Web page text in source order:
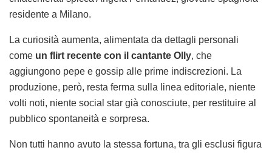
residente a Milano.
La curiosità aumenta, alimentata da dettagli personali
come un flirt recente con il cantante Olly, che
aggiungono pepe e gossip alle prime indiscrezioni. La
produzione, però, resta ferma sulla linea editoriale, niente
volti noti, niente social star già conosciute, per restituire al
pubblico spontaneità e sorpresa.
Non tutti hanno avuto la stessa fortuna, tra gli esclusi figura